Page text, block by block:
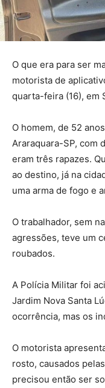
O que era para ser
motorista de
quarta-feira (16), em
O homem, de 52
Araraquara-SP, com
eram três rapazes.
ao destino, já na
uma arma de fogo e
O trabalhador, sem
agressões, teve um
roubados.
A Polícia Militar foi
Jardim Nova Santa
ocorrência, mas os
O motorista
rosto, causados
precisou então ser